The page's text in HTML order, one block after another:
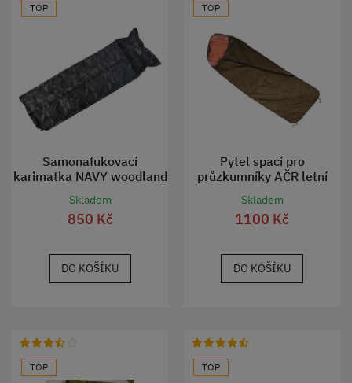
TOP
Samonafukovací
karimatka NAVY woodland
Skladem
850 Kč
DO KOŠÍKU
TOP
Pytel spací pro
průzkumníky AČR letní
Skladem
1100 Kč
DO KOŠÍKU
TOP TOP